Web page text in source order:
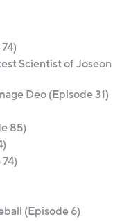
Scientist of Joseon
Deo (Episode 31)
85)
(Episode 6)